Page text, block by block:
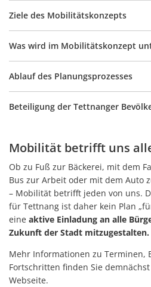
Ziele des Mobilitätskonzepts
Was wird im Mobilitätskonzept
Ablauf des Planungsprozesses
Beteiligung der Tettnanger
Mobilität betrifft uns
Ob zu Fuß zur Bäckerei, mit dem
Bus zur Arbeit oder mit dem Auto
– Mobilität betrifft jeden von uns.
für Tettnang ist daher kein Plan
eine aktive Einladung an alle
Zukunft der Stadt mitzugestalten.
Mehr Informationen zu Terminen,
Fortschritten finden Sie
Webseite.